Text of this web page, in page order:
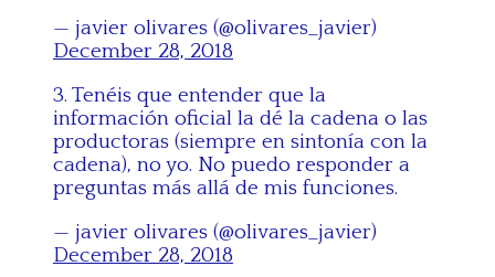
— javier olivares (@olivares_javier)
December 28, 2018
3. Tenéis que entender que la
información oficial la dé la cadena o las
productoras (siempre en sintonía con la
cadena), no yo. No puedo responder a
preguntas más allá de mis funciones.
— javier olivares (@olivares_javier)
December 28, 2018